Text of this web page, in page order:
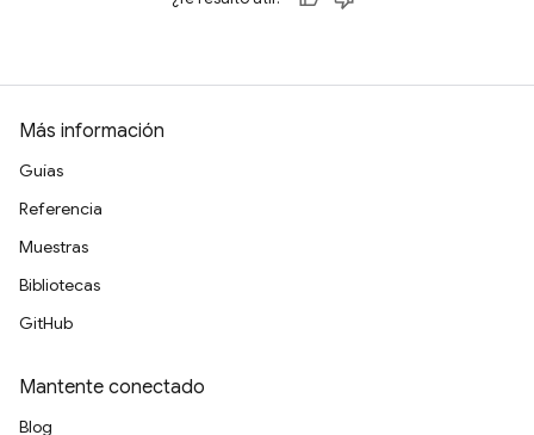
Más información
Guías
Referencia
Muestras
Bibliotecas
GitHub
Mantente conectado
Blog